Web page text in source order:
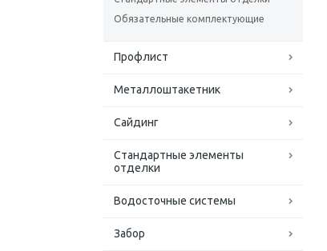
Обязательные комплектующие
Профлист
Металлоштакетник
Сайдинг
Стандартные элементы
отделки
Водосточные системы
Забор